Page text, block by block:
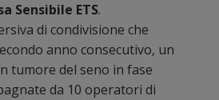
Sensibile ETS.
di condivisione che
anno consecutivo, un
tumore del seno in fase
da 10 operatori di